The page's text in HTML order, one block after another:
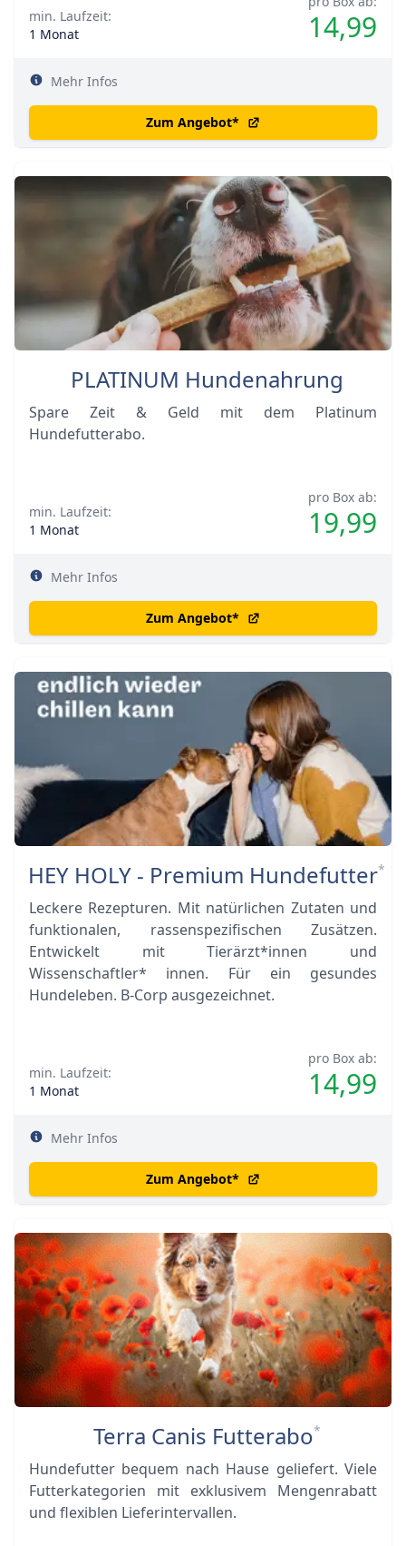
14,99
min. Laufzeit:
1 Monat
Mehr Infos
Zum Angebot*
PLATINUM Hundenahrung
Spare Zeit & Geld mit dem Platinum
Hundefutterabo.
pro Box ab:
19,99
min. Laufzeit:
1 Monat
Mehr Infos
Zum Angebot*
HEY HOLY - Premium Hundefutter*
Leckere Rezepturen. Mit natürlichen Zutaten und
funktionalen, rassenspezifischen Zusätzen.
Entwickelt mit Tierärzt*innen und
Wissenschaftler* innen. Für ein gesundes
Hundeleben. B-Corp ausgezeichnet.
pro Box ab:
14,99
min. Laufzeit:
1 Monat
Mehr Infos
Zum Angebot*
Terra Canis Futterabo*
Hundefutter bequem nach Hause geliefert. Viele
Futterkategorien mit exklusivem Mengenrabatt
und flexiblen Lieferintervallen.